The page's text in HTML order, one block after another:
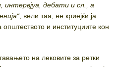
дебати и сл., а
, вели таа, не криејќи ја
и институциите кон
на лековите за ретки